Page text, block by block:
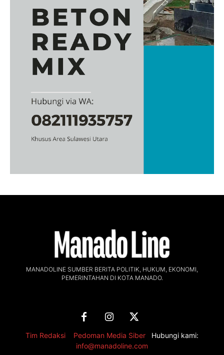
MANADOLINE SUMBER BERITA POLITIK, HUKUM, EKONOMI,
PEMERINTAHAN DI KOTA MANADO.
Tim Redaksi Pedoman Media Siber
Hubungi kami:
info@manadoline.com